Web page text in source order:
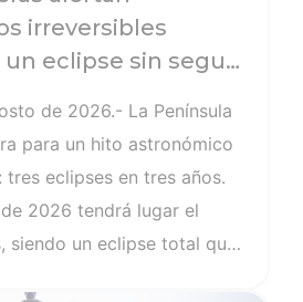
irreversibles
un eclipse sin seguir
es el mayor de
de 2026.- La Península
para un hito astronómico
tres eclipses en tres años.
2026 tendrá lugar el
siendo un eclipse total que